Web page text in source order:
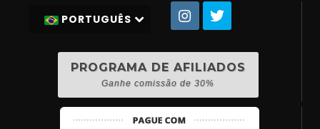
PORTUGUÊS
PROGRAMA DE AFILIADOS
Ganhe comissão de 30%